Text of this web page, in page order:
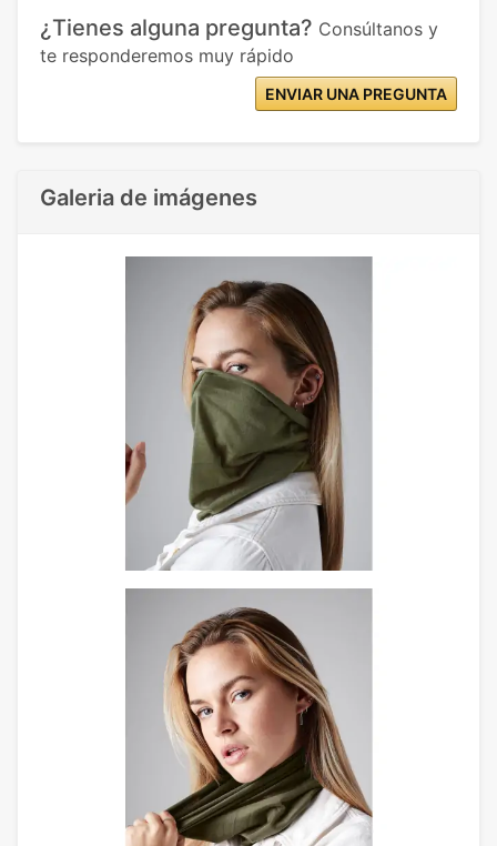
¿Tienes alguna pregunta? Consúltanos y
te responderemos muy rápido
ENVIAR UNA PREGUNTA
Galeria de imágenes